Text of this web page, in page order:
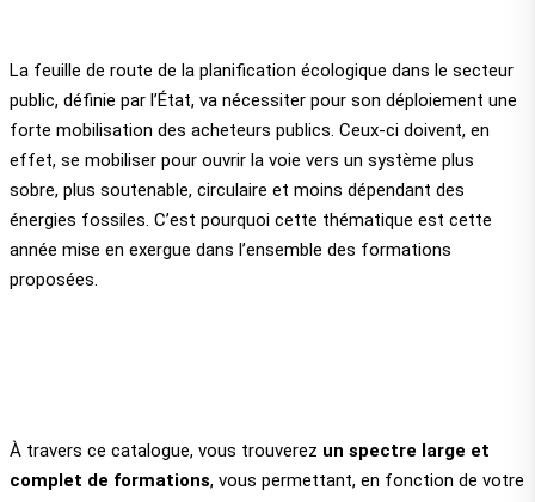
La feuille de route de la planification écologique dans le secteur
public, définie par l’État, va nécessiter pour son déploiement une
forte mobilisation des acheteurs publics. Ceux-ci doivent, en
effet, se mobiliser pour ouvrir la voie vers un système plus
sobre, plus soutenable, circulaire et moins dépendant des
énergies fossiles. C’est pourquoi cette thématique est cette
année mise en exergue dans l’ensemble des formations
proposées.
À travers ce catalogue, vous trouverez un spectre large et
complet de formations, vous permettant, en fonction de votre